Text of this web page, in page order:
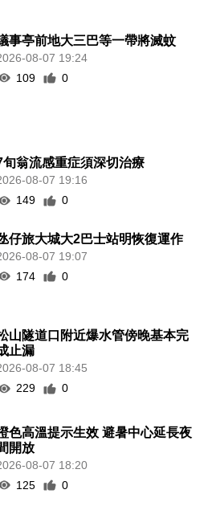
事亭前地大三巴等一帶將滅蚊
08-07 19:24
109
0
旬翁流感重症須深切治療
08-07 19:16
149
0
仔旅大城大2巴士站明恢復運作
08-07 19:07
174
0
山隧道口附近爆水管傍晚基本完
止漏
08-07 18:45
229
0
色高溫提示生效 避暑中心延長夜
開放
08-07 18:20
125
0